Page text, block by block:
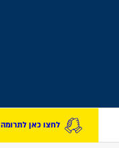
לחצו כאן לתרומה